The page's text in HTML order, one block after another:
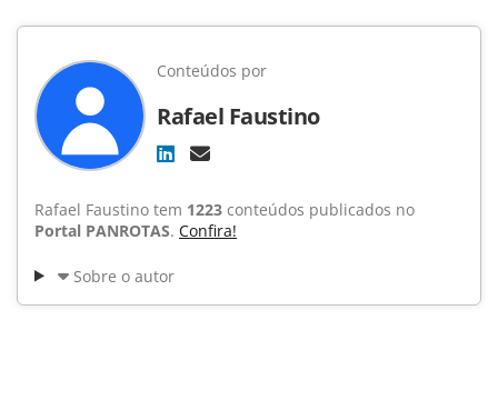
Conteúdos por
Rafael Faustino
Rafael Faustino tem 1223 conteúdos publicados no
Portal PANROTAS. Confira!
Sobre o autor